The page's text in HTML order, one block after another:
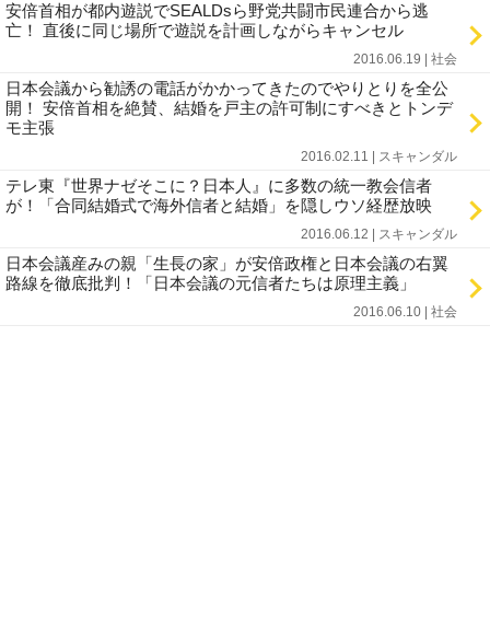
安倍首相が都内遊説でSEALDsら野党共闘市民連合から逃
亡！ 直後に同じ場所で遊説を計画しながらキャンセル
2016.06.19 | 社会
日本会議から勧誘の電話がかかってきたのでやりとりを全公
開！ 安倍首相を絶賛、結婚を戸主の許可制にすべきとトンデ
モ主張
2016.02.11 | スキャンダル
テレ東『世界ナゼそこに？日本人』に多数の統一教会信者
が！「合同結婚式で海外信者と結婚」を隠しウソ経歴放映
2016.06.12 | スキャンダル
日本会議産みの親「生長の家」が安倍政権と日本会議の右翼
路線を徹底批判！「日本会議の元信者たちは原理主義」
2016.06.10 | 社会